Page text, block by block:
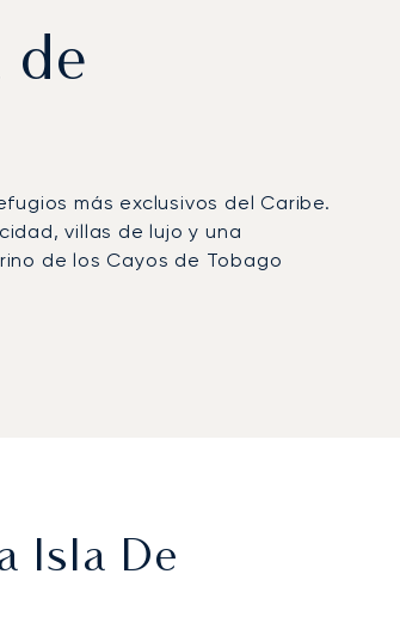
de
más exclusivos del Caribe.
villas de lujo y una
de los Cayos de Tobago
midsize y ofrece
Isla De